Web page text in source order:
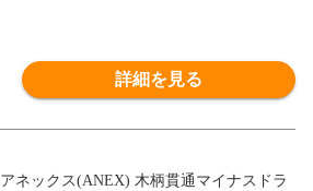
詳細を見る
アネックス(ANEX) 木柄貫通マイナスドラ